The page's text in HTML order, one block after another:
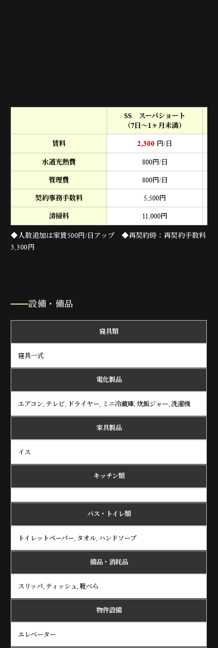
SS スーパショート
（7日～1ヶ月未満）
賃料 2,300 円/日
水道光熱費 800円/日
管理費 800円/日
契約事務手数料 5,500円
清掃料 11,000円
◆人数追加は家賃500円/日アップ ◆再契約時：再契約手数料
3,300円
設備・備品
寝具類
寝具一式
電化製品
エアコン, テレビ, ドライヤー, ミニ冷蔵庫, 炊飯ジャー, 洗濯機
家具製品
イス
キッチン類
バス・トイレ類
トイレットペーパー, タオル, ハンドソープ
備品・消耗品
スリッパ, ティッシュ, 靴べら
物件設備
エレベーター